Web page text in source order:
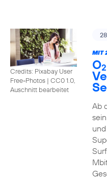
Credits: Pixabay User
Free-Photos | CC0 1.0,
Auschnitt bearbeitet
MIT
O2
Ab